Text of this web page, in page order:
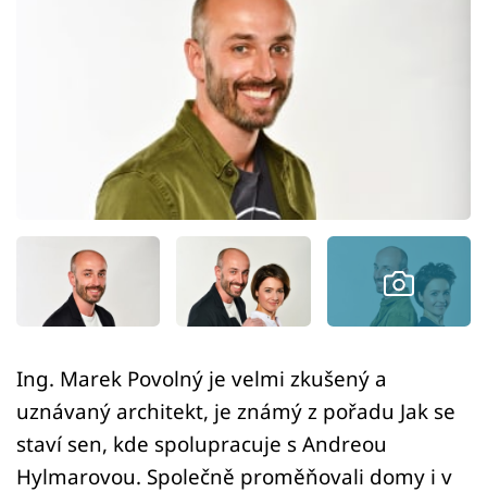
Sledujte prima+
Přihlášení
Ing. Marek Povolný je velmi zkušený a
uznávaný architekt, je známý z pořadu Jak se
staví sen, kde spolupracuje s Andreou
Hylmarovou. Společně proměňovali domy i v